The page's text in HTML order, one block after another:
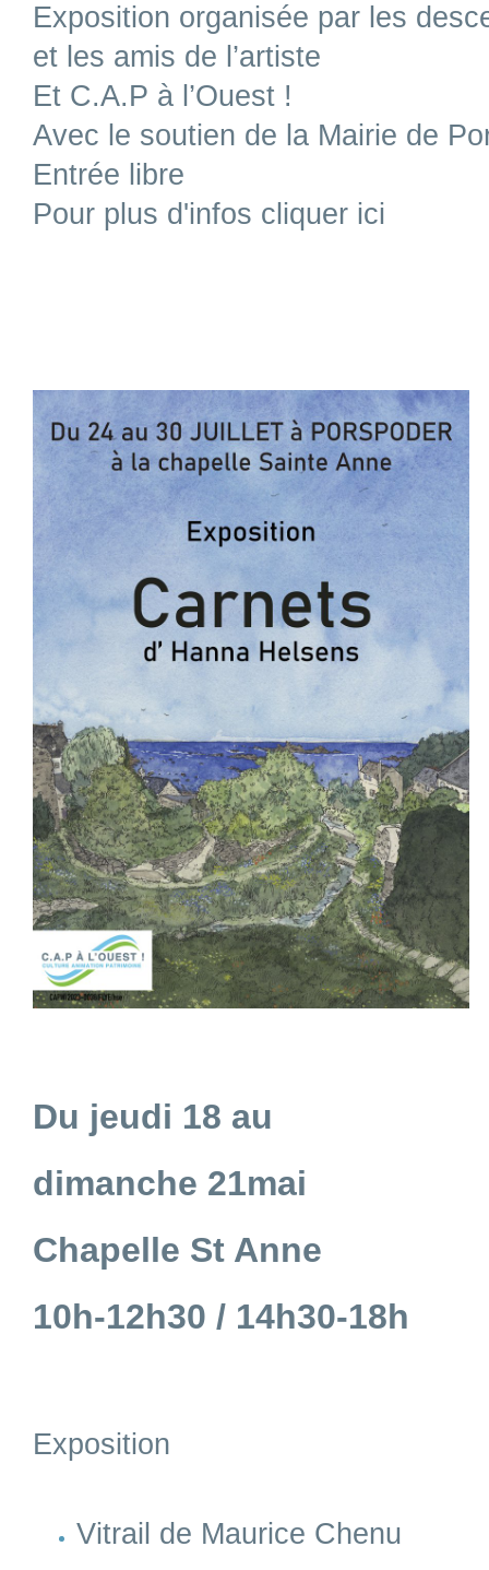
Exposition organisée par les
et les amis de l’artiste
Et C.A.P à l’Ouest !
Avec le soutien de la Mairie de
Entrée libre
Pour plus d'infos cliquer ici
Du jeudi 18 au
dimanche 21mai
Chapelle St Anne
10h-12h30 / 14h30-18h
Exposition
Vitrail de Maurice Chenu